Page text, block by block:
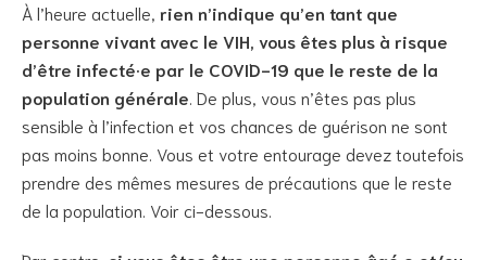
À l’heure actuelle, rien n’indique qu’en tant que
personne vivant avec le VIH, vous êtes plus à risque
d’être infecté·e par le COVID-19 que le reste de la
population générale. De plus, vous n’êtes pas plus
sensible à l’infection et vos chances de guérison ne sont
pas moins bonne. Vous et votre entourage devez toutefois
prendre des mêmes mesures de précautions que le reste
de la population. Voir ci-dessous.